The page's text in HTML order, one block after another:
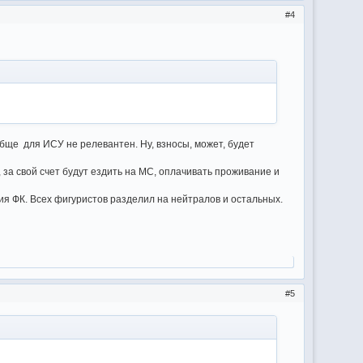
4
для ИСУ не релевантен. Ну, взносы, может, будет
свой счет будут ездить на МС, оплачивать проживание и
ФК. Всех фигуристов разделил на нейтралов и остальных.
5